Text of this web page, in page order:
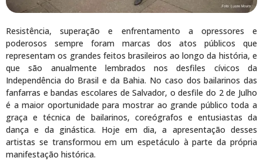
Resistência, superação e enfrentamento a opressores e
poderosos sempre foram marcas dos atos públicos que
representam os grandes feitos brasileiros ao longo da história, e
que são anualmente lembrados nos desfiles cívicos da
Independência do Brasil e da Bahia. No caso dos bailarinos das
fanfarras e bandas escolares de Salvador, o desfile do 2 de Julho
é a maior oportunidade para mostrar ao grande público toda a
graça e técnica de bailarinos, coreógrafos e entusiastas da
dança e da ginástica. Hoje em dia, a apresentação desses
artistas se transformou em um espetáculo à parte da própria
manifestação histórica.